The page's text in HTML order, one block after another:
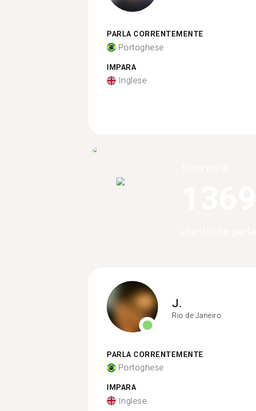
PARLA CORRENTEMENTE
Portoghese
IMPARA
Inglese
J.
Rio de Janeiro
PARLA CORRENTEMENTE
Portoghese
IMPARA
Inglese